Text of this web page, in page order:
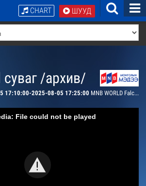
ШУУД
CHART
суваг /архив/
17:10:00-2025-08-05 17:25:00 MNB WORLD Falconry Festival
File could not be played